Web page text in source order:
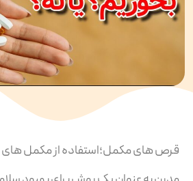
قرص های مکمل؛استفاده از مکمل